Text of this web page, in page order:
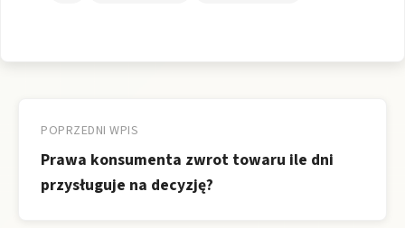
wpisu
POPRZEDNI WPIS
Prawa konsumenta zwrot towaru ile dni
przysługuje na decyzję?